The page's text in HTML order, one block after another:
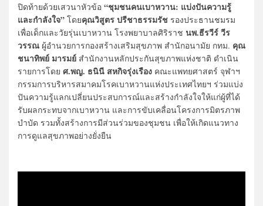
ปิดท้ายด้วยเสวนาหัวข้อ “ชุมชนคนเบาหวาน: แบ่งปันความรู้
และกำลังใจ” โดยคุณวิสูตร ปรีชาธรรมรัช รองประธานชมรม
เพื่อเด็กและวัยรุ่นเบาหวาน โรงพยาบาลศิริราช นพ.ธีรวีร์ วีร
วรรณ ผู้อำนวยการกองสร้างเสริมสุขภาพ สำนักอนามัย กทม. คุณ
ชนาทิพย์ มารมย์ สำนักงานหลักประกันสุขภาพแห่งชาติ ดำเนิน
รายการโดย ศ.พญ. ธนินี สหกิจรุ่งเรือง คณะแพทยศาสตร์ จุฬาฯ
กรรมการบริหารสมาคมโรคเบาหวานแห่งประเทศไทยฯ ร่วมแบ่ง
ปันความรู้แลกเปลี่ยนประสบการณ์และสร้างกำลังใจให้แก่ผู้ที่ได้
รับผลกระทบจากเบาหวาน และการขับเคลื่อนโครงการมิตรภาพ
บำบัด รวมทั้งสร้างการมีส่วนร่วมของชุมชน เพื่อให้เกิดแนวทาง
การดูแลสุขภาพอย่างยั่งยืน